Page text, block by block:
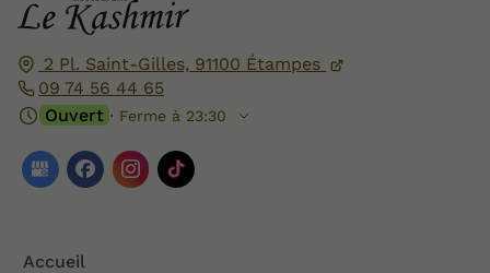
2 Pl. Saint-Gilles, 91100 Étampes
09 74 56 44 65
Ouvert ⋅ Ferme à 23:30
Accueil